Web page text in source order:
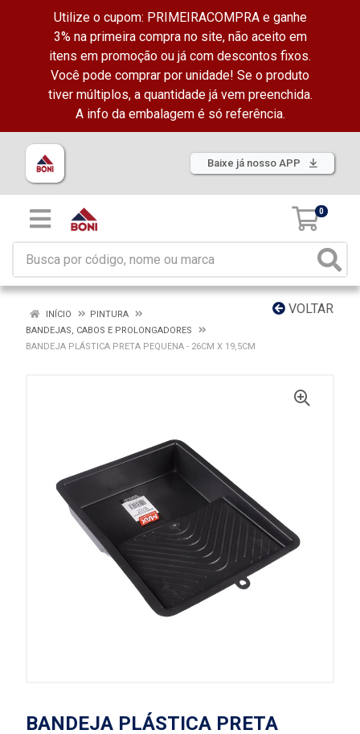
Utilize o cupom: PRIMEIRACOMPRA e ganhe
3% na primeira compra no site, não aceito em
itens em promoção ou já com descontos fixos.
Você pode comprar por unidade! Se o produto
tiver múltiplos, a quantidade já vem preenchida.
A info da embalagem é só referência.
Baixe já nosso APP
0
VOLTAR
INÍCIO
PINTURA
BANDEJAS, CABOS E PROLONGADORES
BANDEJA PLÁSTICA PRETA PEQUENA - 26CM X 19,5CM
BANDEJA PLÁSTICA PRETA